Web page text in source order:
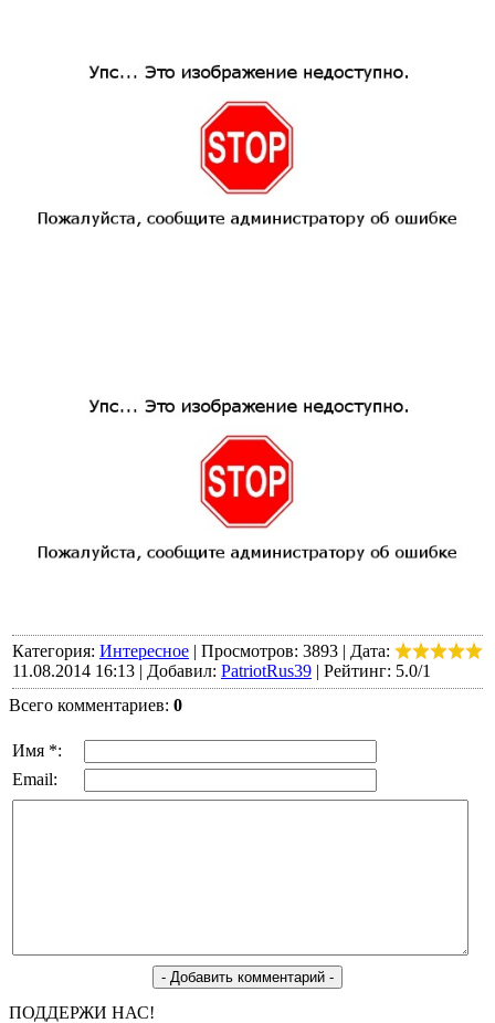
Категория: Интересное | Просмотров: 3893 | Дата:
11.08.2014 16:13 | Добавил: PatriotRus39 | Рейтинг: 5.0/1
Всего комментариев: 0
Имя *:
Email:
ПОДДЕРЖИ НАС!